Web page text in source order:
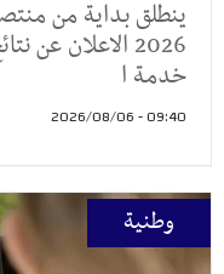
2026 الاعلان
خدمة ا
09:40 - 2026/08/06
وطنية